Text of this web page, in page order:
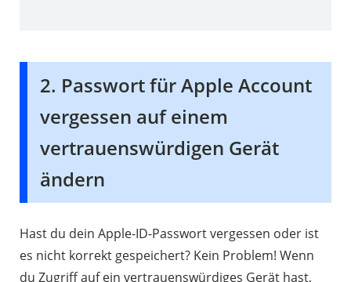
2. Passwort für Apple Account
vergessen auf einem
vertrauenswürdigen Gerät
ändern
Hast du dein Apple-ID-Passwort vergessen oder ist
es nicht korrekt gespeichert? Kein Problem! Wenn
du Zugriff auf ein vertrauenswürdiges Gerät hast,